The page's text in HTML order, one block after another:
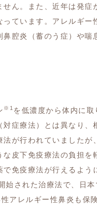
ん。また、近年は発
ています。アレルギ
腔炎（蓄のう症）や喘
※1 を低濃度から体内に
症療法）とは異なり
が行われていましたが
皮下免疫療法の負担
免疫療法が行えるよう
始された治療法で、日
アレルギー性鼻炎も保